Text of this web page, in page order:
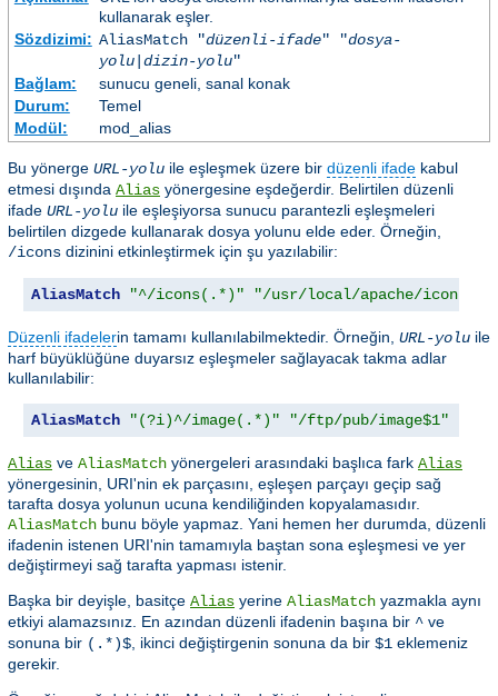
kullanarak eşler.
Sözdizimi: AliasMatch "düzenli-ifade" "dosya-
yolu| dizin-yolu"
Bağlam:
sunucu geneli, sanal konak
Durum:
Temel
Modül:
mod_alias
Bu yönerge URL-yolu ile eşleşmek üzere bir düzenli ifade kabul
etmesi dışında Alias yönergesine eşdeğerdir. Belirtilen düzenli
ifade URL-yolu ile eşleşiyorsa sunucu parantezli eşleşmeleri
belirtilen dizgede kullanarak dosya yolunu elde eder. Örneğin,
/icons dizinini etkinleştirmek için şu yazılabilir:
AliasMatch "^/icons(.*)" "/usr/local/apache/icons$1"
Düzenli ifadelerin tamamı kullanılabilmektedir. Örneğin, URL-yolu ile
harf büyüklüğüne duyarsız eşleşmeler sağlayacak takma adlar
kullanılabilir:
AliasMatch "(?i)^/image(.*)" "/ftp/pub/image$1"
Alias ve AliasMatch yönergeleri arasındaki başlıca fark Alias
yönergesinin, URI'nin ek parçasını, eşleşen parçayı geçip sağ
tarafta dosya yolunun ucuna kendiliğinden kopyalamasıdır.
AliasMatch bunu böyle yapmaz. Yani hemen her durumda, düzenli
ifadenin istenen URI'nin tamamıyla baştan sona eşleşmesi ve yer
değiştirmeyi sağ tarafta yapması istenir.
Başka bir deyişle, basitçe Alias yerine AliasMatch yazmakla aynı
etkiyi alamazsınız. En azından düzenli ifadenin başına bir ^ ve
sonuna bir (.*)$ , ikinci değiştirgenin sonuna da bir $1 eklemeniz
gerekir.